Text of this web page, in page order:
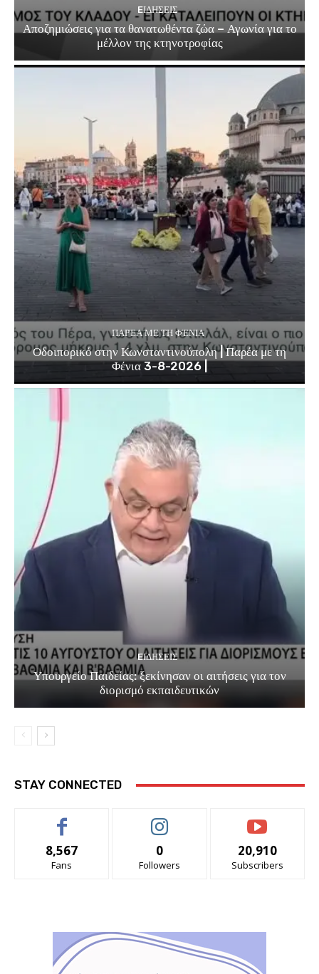
EΙΔΗΣΕΙΣ
Αποζημιώσεις για τα θανατωθέντα ζώα – Αγωνία για το
μέλλον της κτηνοτροφίας
ΠΑΡΈΑ ΜΕ ΤΗ ΦΈΝΙΑ
Οδοιπορικό στην Κωνσταντινούπολη | Παρέα με τη
Φένια 3-8-2026 |
EΙΔΗΣΕΙΣ
Υπουργείο Παιδείας: ξεκίνησαν οι αιτήσεις για τον
διορισμό εκπαιδευτικών
STAY CONNECTED
8,567
Fans
0
Followers
20,910
Subscribers